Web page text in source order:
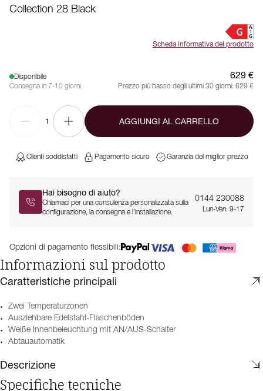
Collection 28 Black
Scheda informativa del prodotto
Disponibile
Consegna in 7-10 giorni
629 €
Prezzo più basso degli ultimi 30 giorni: 629 €
1 AGGIUNGI AL CARRELLO
Clienti soddisfatti Pagamento sicuro Garanzia del miglior prezzo
Hai bisogno di aiuto?
Chiamaci per una consulenza personalizzata sulla
configurazione, la consegna e l’installazione.
0144 230088
Lun-Ven: 9-17
Opzioni di pagamento flessibili:
Informazioni sul prodotto
Caratteristiche principali
Zwei Temperaturzonen
Ausziehbare Edelstahl-Flaschenböden
Weiße Innenbeleuchtung mit AN/AUS-Schalter
Abtauautomatik
Descrizione
Specifiche tecniche